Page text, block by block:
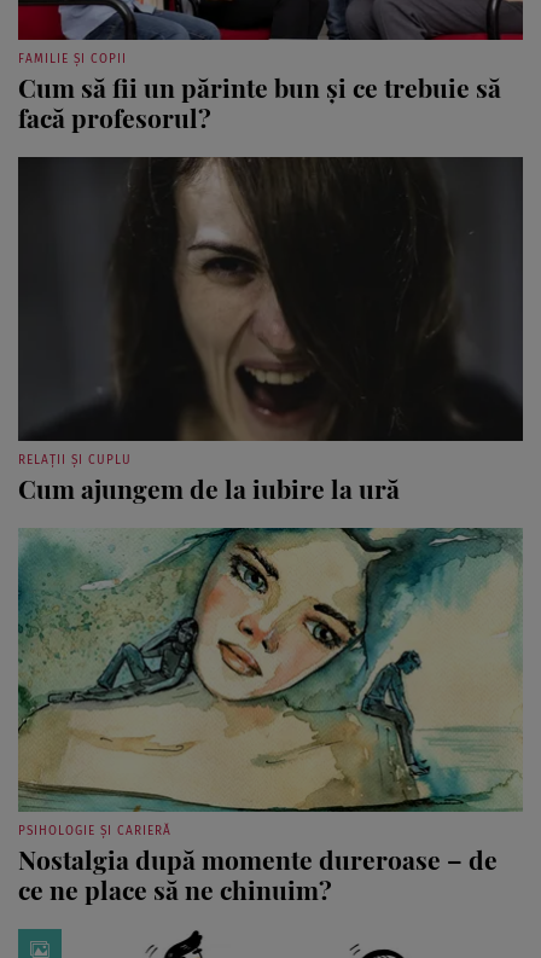
FAMILIE ȘI COPII
Cum să fii un părinte bun și ce trebuie să
facă profesorul?
RELAȚII ȘI CUPLU
Cum ajungem de la iubire la ură
PSIHOLOGIE ȘI CARIERĂ
Nostalgia după momente dureroase – de
ce ne place să ne chinuim?